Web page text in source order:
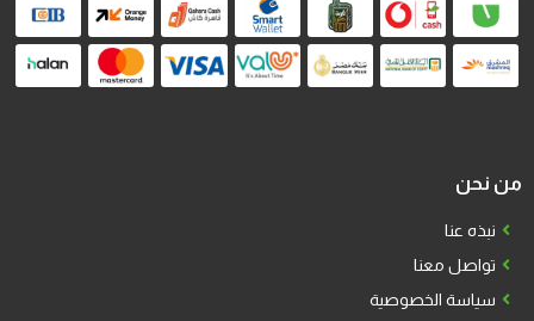
من نحن
نبذه عنا
تواصل معنا
سياسة الخصوصية